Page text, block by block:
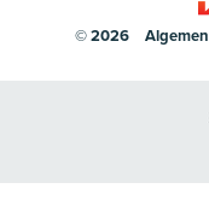
© 2026